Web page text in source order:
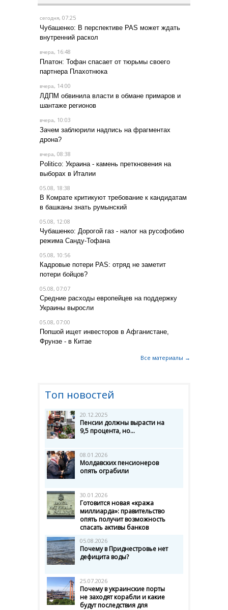
сегодня, 07:25
Чубашенко: В перспективе PAS может ждать
внутренний раскол
вчера, 16:48
Платон: Тофан спасает от тюрьмы своего
партнера Плахотнюка
вчера, 14:00
ЛДПМ обвинила власти в обмане примаров и
шантаже регионов
вчера, 10:03
Зачем заблюрили надпись на фрагментах
дрона?
вчера, 08:38
Politico: Украина - камень преткновения на
выборах в Италии
05.08, 18:38
В Комрате критикуют требование к кандидатам
в башканы знать румынский
05.08, 12:08
Чубашенко: Дорогой газ - налог на русофобию
режима Санду-Тофана
05.08, 10:56
Кадровые потери PAS: отряд не заметит
потери бойцов?
05.08, 07:07
Средние расходы европейцев на поддержку
Украины выросли
05.08, 07:00
Попшой ищет инвесторов в Афганистане,
Фрунзе - в Китае
Все материалы →
Топ новостей
20.12.2025
Пенсии должны вырасти на
9,5 процента, но...
08.01.2026
Молдавских пенсионеров
опять ограбили
30.01.2026
Готовится новая «кража
миллиарда»: правительство
опять получит возможность
спасать активы банков
05.08.2026
Почему в Приднестровье нет
дефицита воды?
25.07.2026
Почему в украинские порты
не заходят корабли и какие
будут последствия для